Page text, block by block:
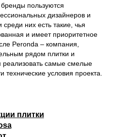
пользуются
дизайнеров и
них есть такие, чья
и имеет приоритетное
Peronda – компания,
рядом плитки и
самые смелые
технические условия проекта.